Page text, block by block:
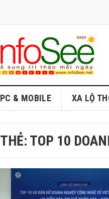
PC & MOBILE XA LỘ
THẺ: TOP 10